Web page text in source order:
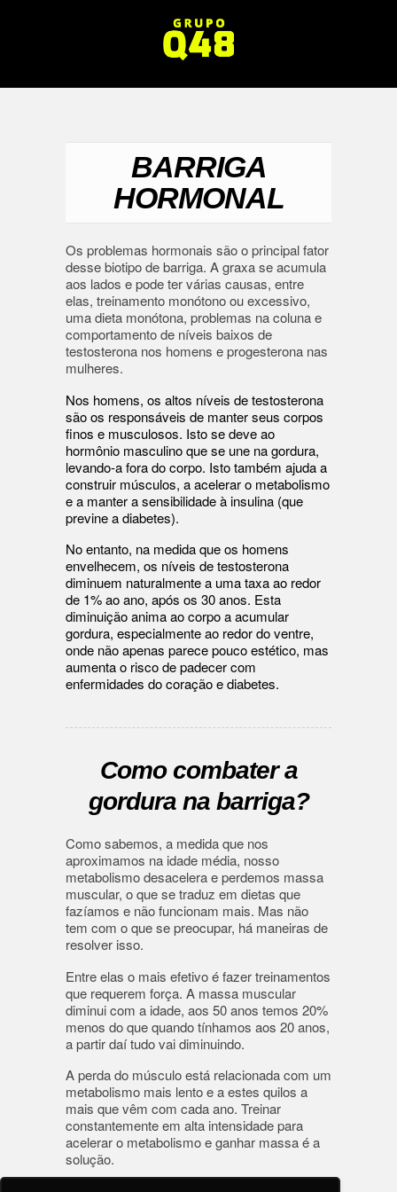
BARRIGA
HORMONAL
Os problemas hormonais são o principal fator
desse biotipo de barriga. A graxa se acumula
aos lados e pode ter várias causas, entre
elas, treinamento monótono ou excessivo,
uma dieta monótona, problemas na coluna e
comportamento de níveis baixos de
testosterona nos homens e progesterona nas
mulheres.
Nos homens, os altos níveis de testosterona
são os responsáveis de manter seus corpos
finos e musculosos. Isto se deve ao
hormônio masculino que se une na gordura,
levando-a fora do corpo. Isto também ajuda a
construir músculos, a acelerar o metabolismo
e a manter a sensibilidade à insulina (que
previne a diabetes).
No entanto, na medida que os homens
envelhecem, os níveis de testosterona
diminuem naturalmente a uma taxa ao redor
de 1% ao ano, após os 30 anos. Esta
diminuição anima ao corpo a acumular
gordura, especialmente ao redor do ventre,
onde não apenas parece pouco estético, mas
aumenta o risco de padecer com
enfermidades do coração e diabetes.
Como combater a
gordura na barriga?
Como sabemos, a medida que nos
aproximamos na idade média, nosso
metabolismo desacelera e perdemos massa
muscular, o que se traduz em dietas que
fazíamos e não funcionam mais. Mas não
tem com o que se preocupar, há maneiras de
resolver isso.
Entre elas o mais efetivo é fazer treinamentos
que requerem força. A massa muscular
diminui com a idade, aos 50 anos temos 20%
menos do que quando tínhamos aos 20 anos,
a partir daí tudo vai diminuindo.
A perda do músculo está relacionada com um
metabolismo mais lento e a estes quilos a
mais que vêm com cada ano. Treinar
constantemente em alta intensidade para
acelerar o metabolismo e ganhar massa é a
solução.